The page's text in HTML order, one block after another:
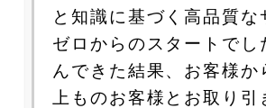
と知識に基づく高品質
ゼロからのスタートで
んできた結果、お客様
上ものお客様とお取り